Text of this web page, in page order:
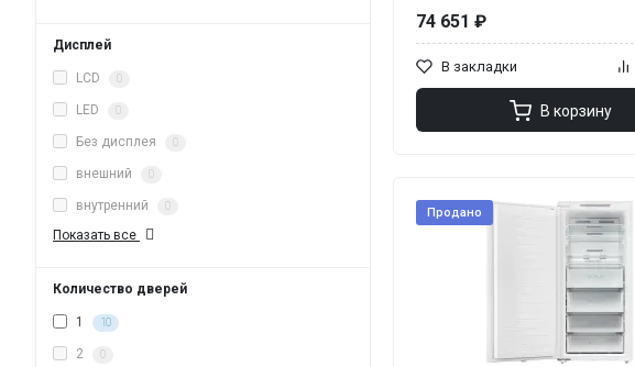
Дисплей
LCD 0
LED 0
Без дисплея 0
внешний 0
внутренний 0
Показать все
Количество дверей
1 10
2 0
74 651 ₽
В закладки
В корзину
Продано